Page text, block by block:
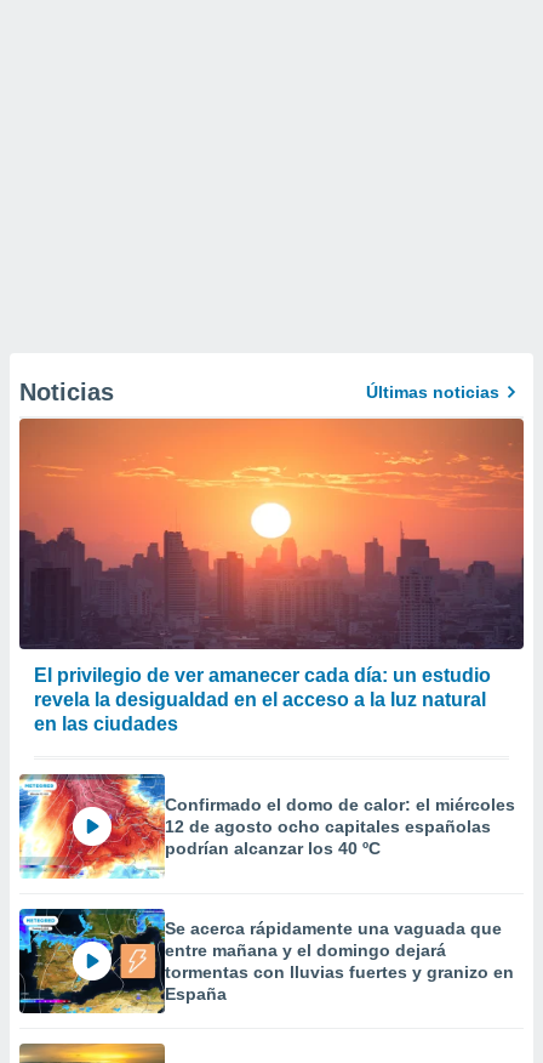
Noticias Últimas noticias
El privilegio de ver amanecer cada día: un estudio
revela la desigualdad en el acceso a la luz natural
en las ciudades
Confirmado el domo de calor: el miércoles
12 de agosto ocho capitales españolas
podrían alcanzar los 40 ºC
Se acerca rápidamente una vaguada que
entre mañana y el domingo dejará
tormentas con lluvias fuertes y granizo en
España